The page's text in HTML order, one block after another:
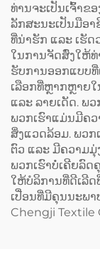
ທ່ານຈະເປັນເຈົ້າຂ
ລັກສະນະເປັນມືອ
ທີ່ນ່າຮັກ ແລະ ເຮັດ
ໃນການຈັດສົ່ງໃຫ້ທ່
ຮັບການອອກແບບທີ່
ເລືອກທີ່ຫຼາກຫຼາຍ
ແລະ ລາຍເດັດ. ພ
ພວກເຮົາແມ່ນມີຄ
ສິ່ງແວດລ້ອມ. ພວ
ຕົວ ແລະ ມີຄວາມມຸ່
ພວກເຮົາບໍ່ເຄີຍລົດ
ໃຫ້ບໍລິການທີ່ດີເລີ
ເປື່ອນທີ່ມີຄຸນນະພາ
Chengji Textile